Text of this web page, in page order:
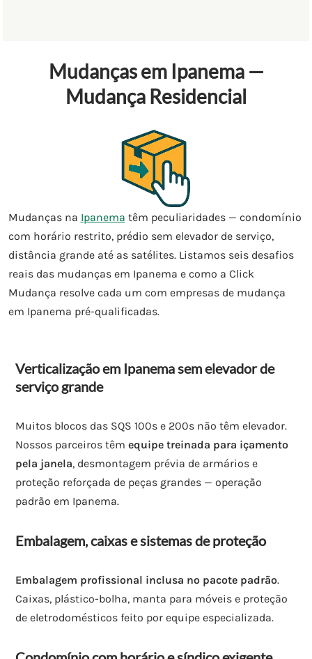
Mudanças em Ipanema —
Mudança Residencial
Mudanças na Ipanema têm peculiaridades — condomínio
com horário restrito, prédio sem elevador de serviço,
distância grande até as satélites. Listamos seis desafios
reais das mudanças em Ipanema e como a Click
Mudança resolve cada um com empresas de mudança
em Ipanema pré-qualificadas.
Verticalização em Ipanema sem elevador de
serviço grande
Muitos blocos das SQS 100s e 200s não têm elevador.
Nossos parceiros têmequipe treinada para içamento
pela janela, desmontagem prévia de armários e
proteção reforçada de peças grandes — operação
padrão em Ipanema.
Embalagem, caixas e sistemas de proteção
Embalagem profissional inclusa no pacote padrão.
Caixas, plástico-bolha, manta para móveis e proteção
de eletrodomésticos feito por equipe especializada.